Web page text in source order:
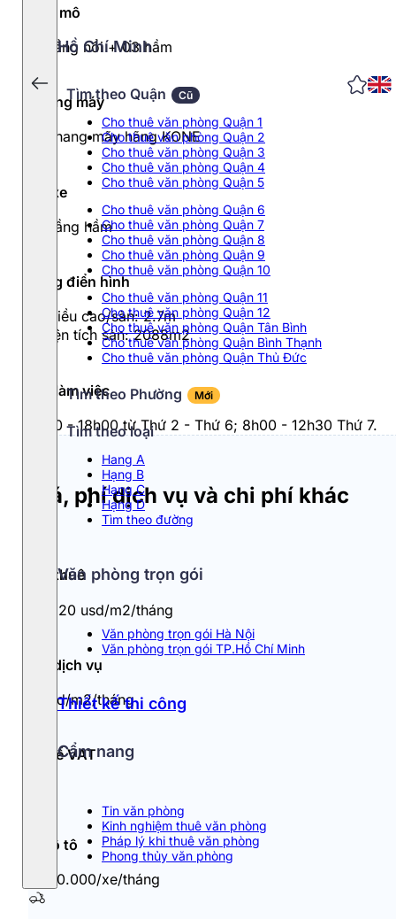
Hồ Chí Minh
Tìm theo Quận Cũ
Cho thuê văn phòng Quận 1
Cho thuê văn phòng Quận 2
Cho thuê văn phòng Quận 3
Cho thuê văn phòng Quận 4
Cho thuê văn phòng Quận 5
Cho thuê văn phòng Quận 6
Cho thuê văn phòng Quận 7
Cho thuê văn phòng Quận 8
Cho thuê văn phòng Quận 9
Cho thuê văn phòng Quận 10
Cho thuê văn phòng Quận 11
Cho thuê văn phòng Quận 12
Cho thuê văn phòng Quận Tân Bình
Cho thuê văn phòng Quận Bình Thạnh
Cho thuê văn phòng Quận Thủ Đức
Tìm theo Phường Mới
Tìm theo loại
Hang A
Hạng B
Hạng C
Hạng D
Tìm theo đường
Văn phòng trọn gói
Văn phòng trọn gói Hà Nội
Văn phòng trọn gói TP.Hồ Chí Minh
Thiết kế thi công
Cẩm nang
Tin văn phòng
Kinh nghiệm thuê văn phòng
Pháp lý khi thuê văn phòng
Phong thủy văn phòng
Quy mô
37 tầng nổi + 03 hầm
Thang máy
06 thang mãy hãng KONE
Đỗ xe
03 tầng hầm
Tầng điển hình
- Chiều cao/sàn: 2.7m
- Diện tích sàn: 2088m2
Giờ làm việc
8h00 - 18h00 từ Thứ 2 - Thứ 6; 8h00 - 12h30 Thứ 7.
Giá, phí dịch vụ và chi phí khác
Giá thuê
18 - 20 usd/m2/tháng
Phí dịch vụ
4 usd/m2/tháng
Thuế VAT
Đỗ ô tô
1.800.000/xe/tháng